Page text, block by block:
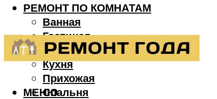
РЕМОНТ ПО КОМНАТАМ
Ванная
Гостиная
Детская
Кухня
Прихожая
Спальня
МЕНЮ